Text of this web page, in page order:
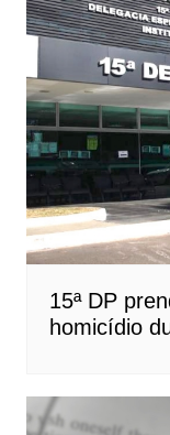
15ª DP
homicídio